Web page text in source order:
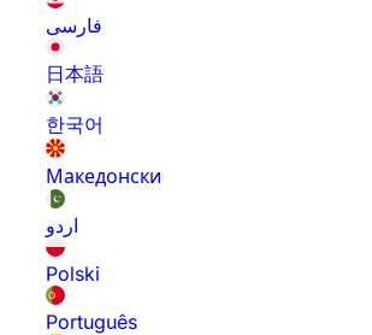
فارسی
日本語
한국어
Македонски
اردو
Polski
Português